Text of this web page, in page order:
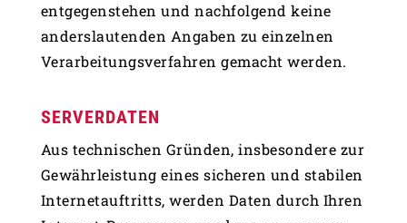
entgegenstehen und nachfolgend keine
anderslautenden Angaben zu einzelnen
Verarbeitungsverfahren gemacht werden.
SERVERDATEN
Aus technischen Gründen, insbesondere zur
Gewährleistung eines sicheren und stabilen
Internetauftritts, werden Daten durch Ihren